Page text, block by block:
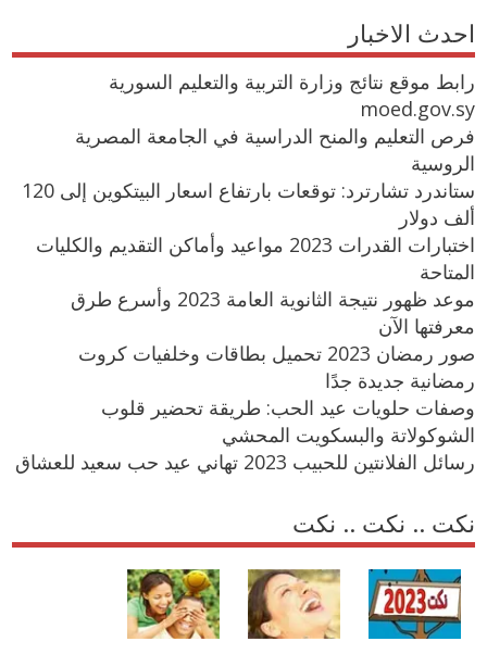
احدث الاخبار
رابط موقع نتائج وزارة التربية والتعليم السورية
moed.gov.sy
فرص التعليم والمنح الدراسية في الجامعة المصرية
الروسية
ستاندرد تشارترد: توقعات بارتفاع اسعار البيتكوين إلى 120
ألف دولار
اختبارات القدرات 2023 مواعيد وأماكن التقديم والكليات
المتاحة
موعد ظهور نتيجة الثانوية العامة 2023 وأسرع طرق
معرفتها الآن
صور رمضان 2023 تحميل بطاقات وخلفيات كروت
رمضانية جديدة جدًا
وصفات حلويات عيد الحب: طريقة تحضير قلوب
الشوكولاتة والبسكويت المحشي
رسائل الفلانتين للحبيب 2023 تهاني عيد حب سعيد للعشاق
نكت .. نكت .. نكت